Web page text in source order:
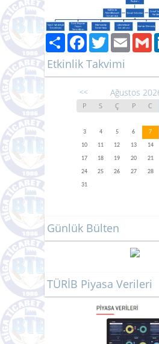
PaylaşFacebook
TwitterEmail
Etkinlik Takvimi
<< Ağustos
P S Ç P C
3
4 5 6 7
10
11 12 13 14
17
18 19 20 21
24
25 26 27 28
31
Günlük Bülten
TÜRİB Piyasa Verileri